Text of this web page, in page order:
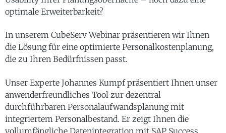
optimale Erweiterbarkeit?
In unserem CubeServ Webinar präsentieren wir Ihnen
die Lösung für eine optimierte Personalkostenplanung,
die zu Ihren Bedürfnissen passt.
Unser Experte Johannes Kumpf präsentiert Ihnen unser
anwenderfreundliches Tool zur dezentral
durchführbaren Personalaufwandsplanung mit
integriertem Personalbestand. Er zeigt Ihnen die
vollumfängliche Datenintegration mit SAP Success